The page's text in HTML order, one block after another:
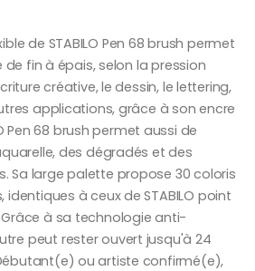
de STABILO Pen 68 brush permet
fin à épais, selon la pression
créative, le dessin, le lettering,
applications, grâce à son encre
Pen 68 brush permet aussi de
des dégradés et des
Sa large palette propose 30 coloris
à ceux de STABILO point
Grâce à sa technologie anti-
peut rester ouvert jusqu'à 24
ou artiste confirmé(e),